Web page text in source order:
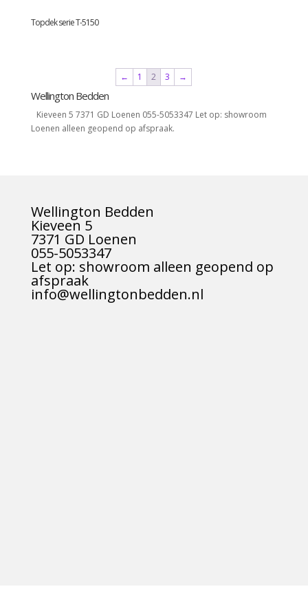
Topdek serie T-5150
← 1 2 3 →
Wellington Bedden
Kieveen 5 7371 GD Loenen 055-5053347 Let op: showroom
Loenen alleen geopend op afspraak.
Wellington Bedden
Kieveen 5
7371 GD Loenen
055-5053347
Let op: showroom alleen geopend op
afspraak
info@wellingtonbedden.nl